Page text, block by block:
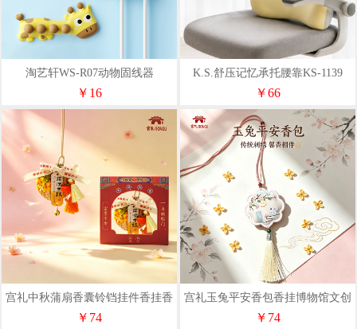
淘艺轩WS-R07动物固线器
￥16
K.S.舒压记忆承托腰靠KS-1139
￥66
宫礼中秋蒲扇香囊铃铛挂件香挂香
包随身佩戴礼物中秋送礼
￥74
宫礼玉兔平安香包香挂博物馆文创
包挂生日礼物伴手礼
￥74